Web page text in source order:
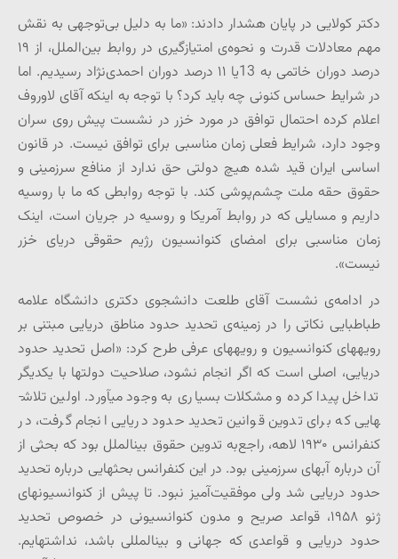
دکتر کولایی در پایان هشدار دادند: «ما به دلیل بی‌توجهی به نقش
مهم معادلات قدرت و نحوه‌ی امتیازگیری در روابط بین‌الملل، از ۱۹
درصد دوران خاتمی به 13یا ۱۱ درصد دوران احمدی‌نژاد رسیدیم. اما
در شرایط حساس کنونی چه باید کرد؟ با توجه به اینکه آقای لاوروف
اعلام کرده احتمال توافق در مورد خزر در نشست پیش روی سران
وجود دارد، شرایط فعلی زمان مناسبی برای توافق نیست. در قانون
اساسی ایران قید شده هیچ دولتی حق ندارد از منافع سرزمینی و
حقوق حقه ملت چشم‌پوشی کند. با توجه روابطی که ما با روسیه
داریم و مسایلی که در روابط آمریکا و روسیه در جریان است، اینک
زمان مناسبی برای امضای کنوانسیون رژیم حقوقی دریای خزر
نیست».
در ادامه‌ی نشست آقای طلعت دانشجوی دکتری دانشگاه علامه
طباطبایی نکاتی را در زمینه‌ی تحدید حدود مناطق دریایی مبتنی بر
رویه­های کنوانسیون و رویه­های عرفی طرح کرد: «اصل تحدید حدود
دریایی، اصلی است که اگر انجام نشود، صلاحیت دولت­ها با یکدیگر
تداخل پیدا کرده و مشکلات بسیاری به وجود می­آورد. اولین تلاش­
هایی که برای تدوین قوانین تحدید حدود دریایی انجام گرفت، در
کنفرانس ۱۹۳۰ لاهه، راجع‌به تدوین حقوق بین­الملل بود که بحثی از
آن درباره آب­های سرزمینی بود. در این کنفرانس بحث­هایی درباره تحدید
حدود دریایی شد ولی موفقیت‌آمیز نبود. تا پیش از کنوانسیون­های
ژنو ۱۹۵۸، قواعد صریح و مدون کنوانسیونی در خصوص تحدید
حدود دریایی و قواعدی که جهانی و بین­المللی باشد، نداشته­ایم.